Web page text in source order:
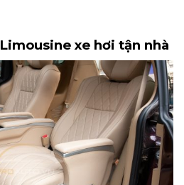
xe hơi tận nhà